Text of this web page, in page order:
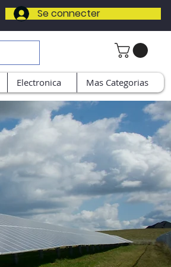
Se connecter
Electronica Mas Categorias